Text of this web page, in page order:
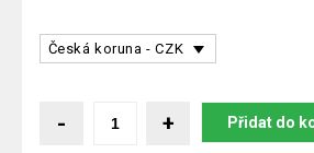
Česká koruna - CZK
Přidat do